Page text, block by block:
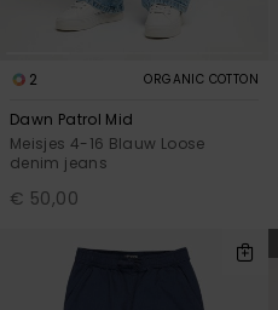
2 ORGANIC COTTON
Dawn Patrol Mid
Meisjes 4-16 Blauw Loose
denim jeans
€ 50,00